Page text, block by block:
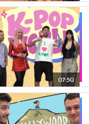
07:50